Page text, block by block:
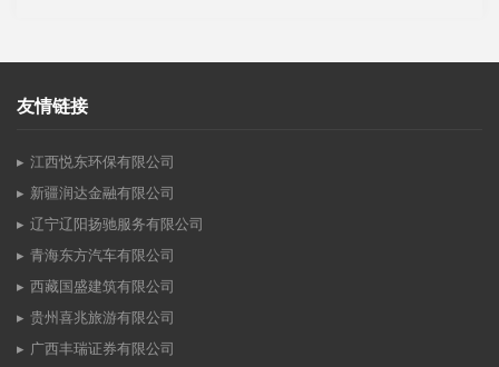
友情链接
江西悦东环保有限公司
新疆润达金融有限公司
辽宁辽阳扬驰服务有限公司
青海东方汽车有限公司
西藏国盛建筑有限公司
贵州喜兆旅游有限公司
广西丰瑞证券有限公司